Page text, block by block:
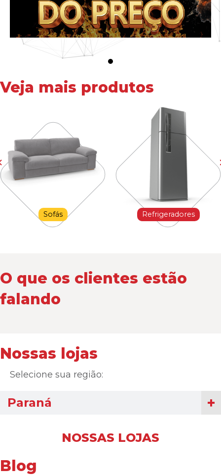
Veja mais produtos
Sofás Refrigeradores
O que os clientes estão
falando
Nossas lojas
Selecione sua região:
Paraná
NOSSAS LOJAS
Blog